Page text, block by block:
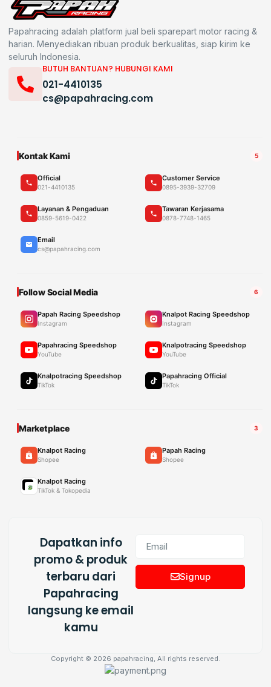
Papahracing adalah platform jual beli sparepart motor racing &
harian. Menyediakan ribuan produk berkualitas, siap kirim ke
seluruh Indonesia.
BUTUH BANTUAN? HUBUNGI KAMI
021-4410135
cs@papahracing.com
Kontak Kami 5
Official
021-4410135
Customer Service
0895-3939-32709
Layanan & Pengaduan
0859-5619-0422
Tawaran Kerjasama
0878-7748-1465
Email
cs@papahracing.com
Follow Social Media 6
Papah Racing Speedshop
Instagram
Knalpot Racing Speedshop
Instagram
Papahracing Speedshop
YouTube
Knalpotracing Speedshop
YouTube
Knalpotracing Speedshop
TikTok
Papahracing Official
TikTok
Marketplace 3
Knalpot Racing
Shopee
Papah Racing
Shopee
Knalpot Racing
TikTok & Tokopedia
Dapatkan info
promo & produk
terbaru dari
Papahracing
langsung ke email
kamu
Signup
Copyright © 2026 papahracing, All rights reserved.